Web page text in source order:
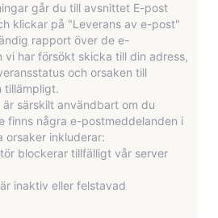
går du till avsnittet E-post
klickar på "Leverans av e-post"
rapport över de e-
vi har försökt skicka till din adress,
och orsaken till
tillämpligt.
särskilt användbart om du
finns några e-postmeddelanden i
orsaker inkluderar:
blockerar tillfälligt vår server
inaktiv eller felstavad